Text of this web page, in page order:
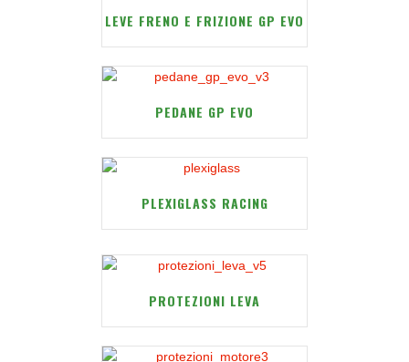
LEVE FRENO E FRIZIONE GP EVO
PEDANE GP EVO
PLEXIGLASS RACING
PROTEZIONI LEVA